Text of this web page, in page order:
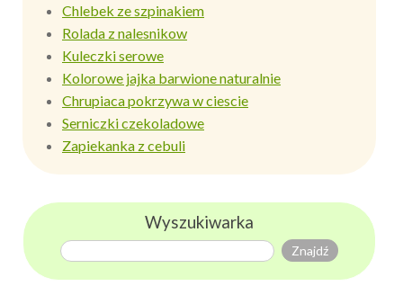
Chlebek ze szpinakiem
Rolada z nalesnikow
Kuleczki serowe
Kolorowe jajka barwione naturalnie
Chrupiaca pokrzywa w ciescie
Serniczki czekoladowe
Zapiekanka z cebuli
Wyszukiwarka